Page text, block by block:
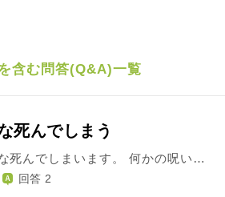
含む問答(Q&A)一覧
死んでしまう
大切に思う人がみんな死んでしまいます。 何かの呪いや障りがあるのでしょうか。 お坊さんは、皆様幽霊が見えますか？ 儀式として供養をされていますか？ 助けを求めるのであれば、見える人の方にいくべきでしょうか。 教えてください。
回答 2